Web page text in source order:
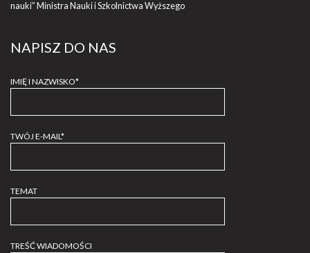
nauki” Ministra Nauki i Szkolnictwa Wyższego
NAPISZ DO NAS
IMIĘ I NAZWISKO*
TWÓJ E-MAIL*
TEMAT
TREŚĆ WIADOMOŚCI